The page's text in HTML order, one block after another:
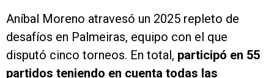
Aníbal Moreno atravesó un 2025 repleto de
desafíos en Palmeiras, equipo con el que
disputó cinco torneos. En total, participó en 55
partidos teniendo en cuenta todas las